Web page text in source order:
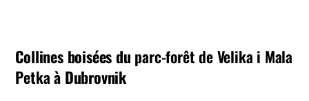
Collines boisées du parc-forêt de Velika i Mala
Petkaà Dubrovnik